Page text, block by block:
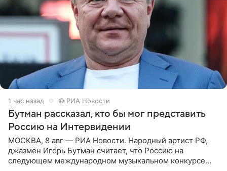
1 час назад © РИА Новости
Бутман рассказал, кто бы мог представить
Россию на Интервидении
МОСКВА, 8 авг — РИА Новости. Народный артист РФ,
джазмен Игорь Бутман считает, что Россию на
следующем международном музыкальном конкурсе